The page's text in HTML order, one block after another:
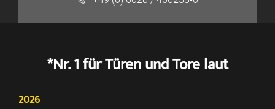
*Nr. 1 für Türen und Tore laut
2026